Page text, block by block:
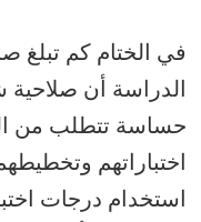
في الختام كم تبلغ
الدراسة أن
حساسة تتطلب من
اختباراتهم
استخدام درجات